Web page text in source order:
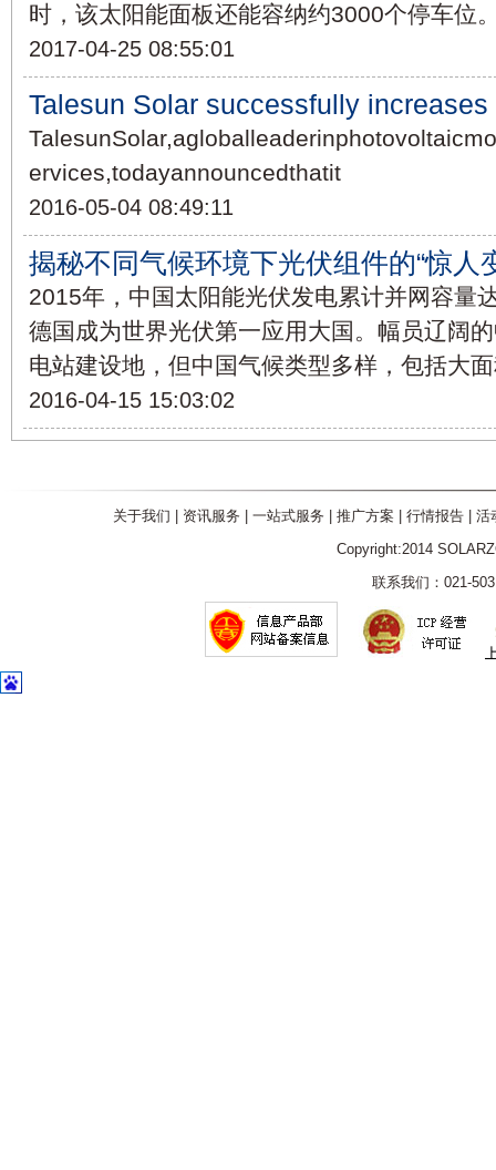
时，该太阳能面板还能容纳约3000个停车位
2017-04-25 08:55:01
Talesun Solar successfully increases
ervices,todayannouncedthatit
2016-05-04 08:49:11
揭秘不同气候环境下光伏组件的“惊人
2015年，中国太阳能光伏发电累计并网容量
德国成为世界光伏第一应用大国。幅员辽阔
电站建设地，但中国气候类型多样，包括大
2016-04-15 15:03:02
关于我们 资讯服务 一站式服务 推广方案 行情报告| 活
Copyright:2014
联系我们：021-